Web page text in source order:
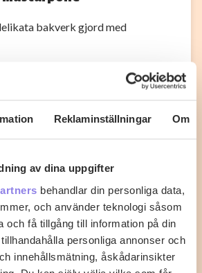
Reklaminställningar Om
av dina uppgifter
behandlar din personliga data,
och använder teknologi såsom
och få tillgång till information på din
personliga annonser och
innehållsmätning, åskådarinsikter
bakverk gjord med